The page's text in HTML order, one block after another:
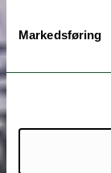
Markedsføring